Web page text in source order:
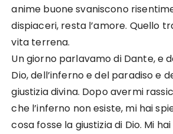
anime buone svaniscono
dispiaceri, resta l’amore. Quello
vita terrena.
Un giorno parlavamo di Dante, e
Dio, dell’inferno e del paradiso e
giustizia divina. Dopo avermi
che l’inferno non esiste, mi hai
cosa fosse la giustizia di Dio. Mi